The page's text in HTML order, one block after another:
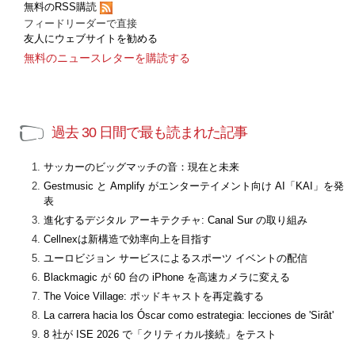
無料のRSS購読
フィードリーダーで直接
友人にウェブサイトを勧める
無料のニュースレターを購読する
過去 30 日間で最も読まれた記事
サッカーのビッグマッチの音：現在と未来
Gestmusic と Amplify がエンターテイメント向け AI「KAI」を発
表
進化するデジタル アーキテクチャ: Canal Sur の取り組み
Cellnexは新構造で効率向上を目指す
ユーロビジョン サービスによるスポーツ イベントの配信
Blackmagic が 60 台の iPhone を高速カメラに変える
The Voice Village: ポッドキャストを再定義する
La carrera hacia los Óscar como estrategia: lecciones de 'Sirât'
8 社が ISE 2026 で「クリティカル接続」をテスト